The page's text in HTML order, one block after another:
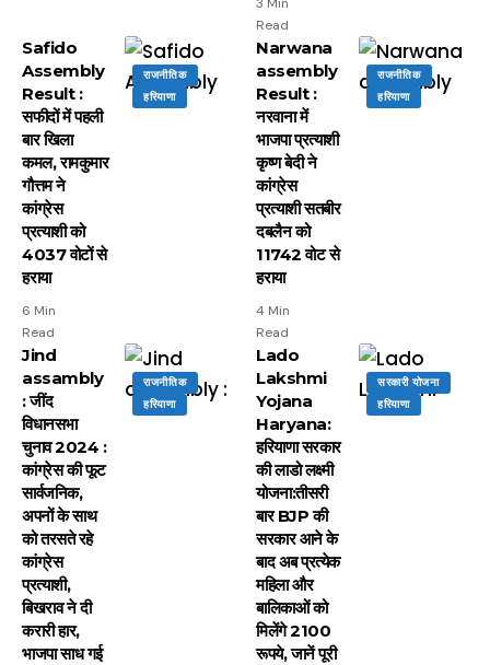
Read
राजनीतिक
हरियाणा
Safido
Assembly
Result :
सफीदों में पहली
बार खिला
कमल, रामकुमार
गौत्तम ने
कांग्रेस
प्रत्याशी को
4037 वोटों से
हराया
6 Min
Read
राजनीतिक
हरियाणा
Narwana
assembly
Result :
नरवाना में
भाजपा प्रत्याशी
कृष्ण बेदी ने
कांग्रेस
प्रत्याशी सतबीर
दबलैन को
11742 वोट से
हराया
4 Min
Read
राजनीतिक
हरियाणा
Jind
assambly
: जींद
विधानसभा
चुनाव 2024 :
कांग्रेस की फूट
सार्वजनिक,
अपनों के साथ
को तरसते रहे
कांग्रेस
प्रत्याशी,
बिखराव ने दी
करारी हार,
भाजपा साध गई
सरकारी योजना
हरियाणा
Lado
Lakshmi
Yojana
Haryana:
हरियाणा सरकार
की लाडो लक्ष्मी
योजना:तीसरी
बार BJP की
सरकार आने के
बाद अब प्रत्येक
महिला और
बालिकाओं को
मिलेंगे 2100
रूपये, जानें पूरी